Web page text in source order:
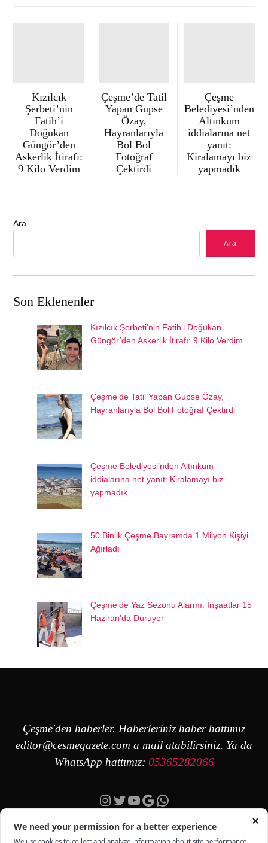
Kızılcık
Şerbeti’nin
Fatih’i
Doğukan
Güngör’den
Askerlik İtirafı:
9 Kilo Verdim
Çeşme’de Tatil
Yapan Gupse
Özay,
Hayranlarıyla
Bol Bol
Fotoğraf
Çektirdi
Çeşme
Belediyesi’nden
Altınkum
iddialarına net
yanıt:
Kiralamayı biz
yapmadık
Ara
Ara
Son Eklenenler
Kızılcık Şerbeti’nin Fatih’i Doğukan
Güngör’den Askerlik İtirafı: 9 Kilo Verdim
Çeşme’de Tatil Yapan Gupse Özay,
Hayranlarıyla Bol Bol Fotoğraf Çektirdi
Çeşme Belediyesi’nden Altınkum
iddialarına net yanıt: Kiralamayı biz
yapmadık
50 Binlik Çeşme Bayramda 1 Milyon Kişiyi
Ağırladı
Çeşme’de Yaz Sezonu Alarmı: İnşaatlar 15
Haziran’da Duruyor
Çeşme'den haberler. Haberleriniz haber hattımız
editor@cesmegazete.com a mail atabilirsiniz. Ya da
WhatsApp hattımız: 05365282066
Instagram
Twitter
YouTube
Google
https://wa.me/